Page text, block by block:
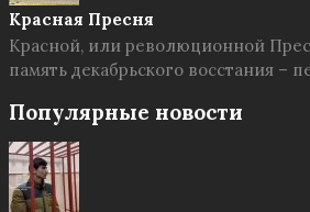
Красная Пресня
Красной, или революционной
память декабрьского восстания –
Популярные новости